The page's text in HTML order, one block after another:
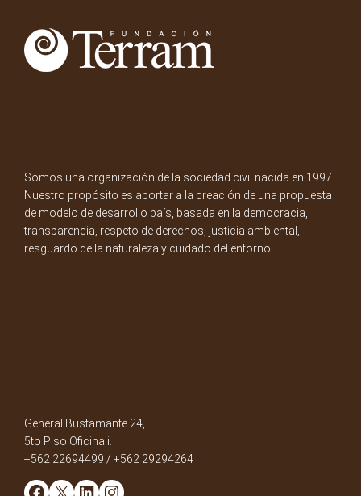
Somos una organización de la sociedad civil nacida en 1997.
Nuestro propósito es aportar a la creación de una propuesta
de modelo de desarrollo país, basada en la democracia,
transparencia, respeto de derechos, justicia ambiental,
resguardo de la naturaleza y cuidado del entorno.
General Bustamante 24,
5to Piso Oficina i.
+562 22694499 / +562 29294264